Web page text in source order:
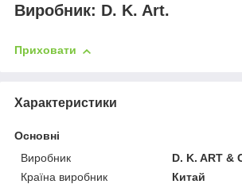
Виробник: D. K. Art.
Приховати
Характеристики
Основні
Виробник
D. K. ART &
Країна виробник
Китай